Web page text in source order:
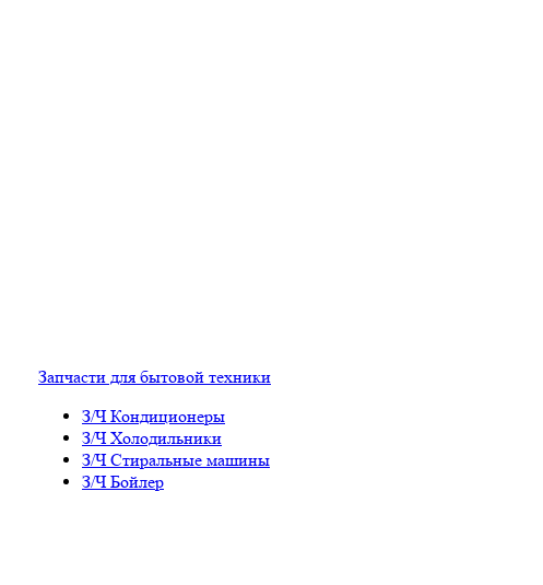
Запчасти для бытовой техники
З/Ч Кондиционеры
З/Ч Холодильники
З/Ч Стиральные машины
З/Ч Бойлер